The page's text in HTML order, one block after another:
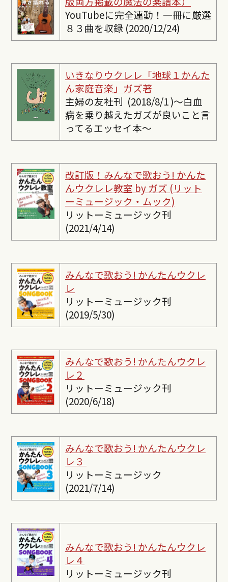
YouTubeに完全連動！一冊に厳選
８３曲を収録 (2020/12/24)
いきなりウクレレ「地球１かんた
ん家庭音楽」ガズ著
主婦の友社刊 (2018/8/1 )〜白血
病を乗り越えたガズが良いこと言
ってるエッセイ本〜
改訂版！みんなで歌おう! かんた
んウクレレ教室 by ガズ (リット
ーミュージック・ムック)
リットーミュージック刊
(2021/4/14)
みんなで歌おう! かんたんウクレ
レ
リットーミュージック刊
(2019/5/30)
みんなで歌おう! かんたんウクレ
レ２
リットーミュージック刊
(2020/6/18)
みんなで歌おう! かんたんウクレ
レ３
リットーミュージック
(2021/7/14)
みんなで歌おう! かんたんウクレ
レ４
リットーミュージック刊